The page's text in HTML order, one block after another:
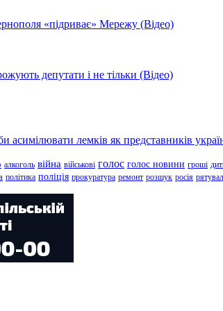
«підриває» Мережу (Відео)
депутати і не тільки (Відео)
лемків як представників
алкоголь війна військові голос голос новини гроші
політика поліція прокуратура ремонт розшук росія